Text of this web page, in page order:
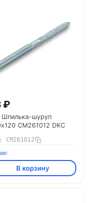
₽
Шпилька-шуруп
CM261012 DKC
CM261012
В корзину